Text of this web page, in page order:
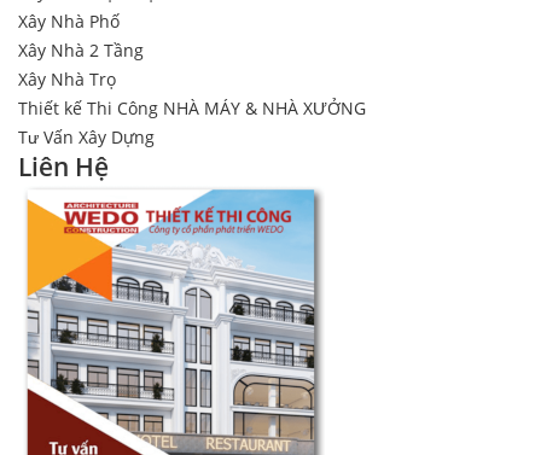
Xây Nhà Phố
Xây Nhà 2 Tầng
Xây Nhà Trọ
Thiết kế Thi Công NHÀ MÁY & NHÀ XƯỞNG
Tư Vấn Xây Dựng
Liên Hệ